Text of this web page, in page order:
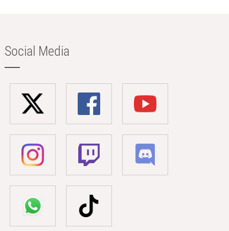
Social Media